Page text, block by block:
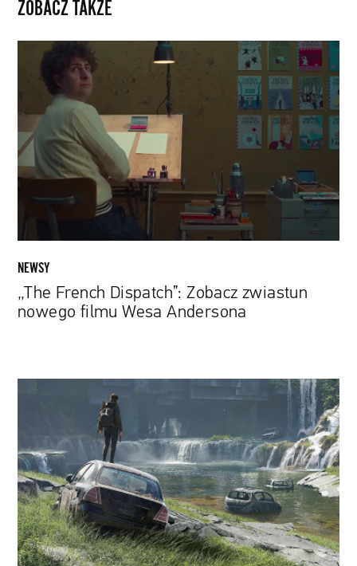
ZOBACZ TAKŻE
Dispatch”:
nowego
filmu
Andersona
NEWSY
„The French Dispatch”: Zobacz zwiastun
nowego filmu Wesa Andersona
of
Us
Part
II”